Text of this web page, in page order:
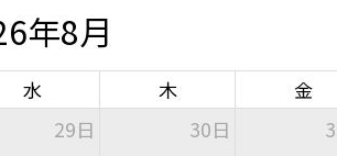
年8月
水 木 金
29日 30日